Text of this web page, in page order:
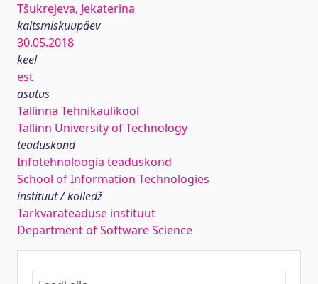
Tšukrejeva, Jekaterina
kaitsmiskuupäev
30.05.2018
keel
est
asutus
Tallinna Tehnikaülikool
Tallinn University of Technology
teaduskond
Infotehnoloogia teaduskond
School of Information Technologies
instituut / kolledž
Tarkvarateaduse instituut
Department of Software Science